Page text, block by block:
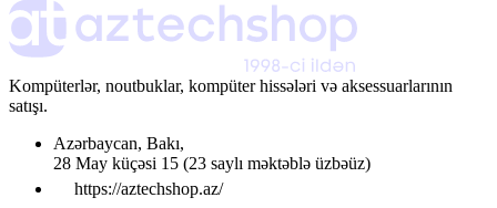
Kompüterlər, noutbuklar, kompüter hissələri və aksessuarlarının
satışı.
Azərbaycan, Bakı,
28 May küçəsi 15 (23 saylı məktəblə üzbəüz)
https://aztechshop.az/